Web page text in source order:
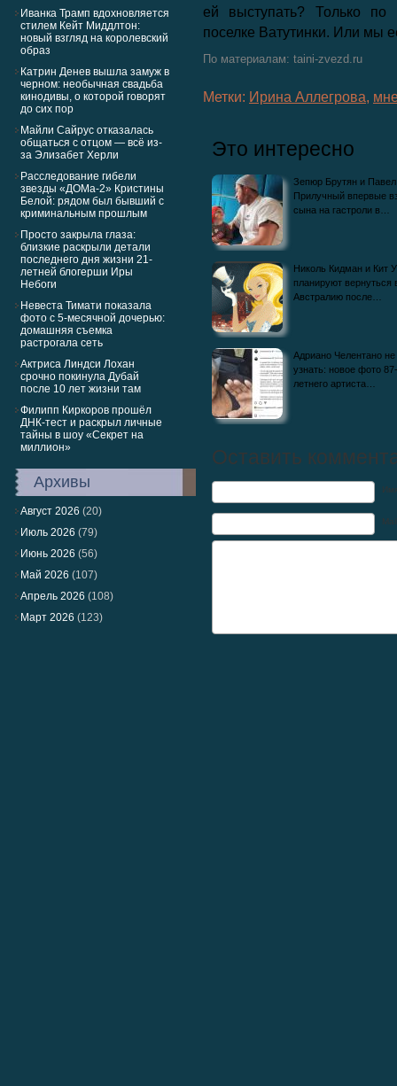
Иванка Трамп вдохновляется
стилем Кейт Миддлтон:
новый взгляд на королевский
образ
Катрин Денев вышла замуж в
черном: необычная свадьба
кинодивы, о которой говорят
до сих пор
Майли Сайрус отказалась
общаться с отцом — всё из-
за Элизабет Херли
Расследование гибели
звезды «ДОМа-2» Кристины
Белой: рядом был бывший с
криминальным прошлым
Просто закрыла глаза:
близкие раскрыли детали
последнего дня жизни 21-
летней блогерши Иры
Небоги
Невеста Тимати показала
фото с 5-месячной дочерью:
домашняя съемка
растрогала сеть
Актриса Линдси Лохан
срочно покинула Дубай
после 10 лет жизни там
Филипп Киркоров прошёл
ДНК-тест и раскрыл личные
тайны в шоу «Секрет на
миллион»
Архивы
Август 2026 (20)
Июль 2026 (79)
Июнь 2026 (56)
Май 2026 (107)
Апрель 2026 (108)
Март 2026 (123)
ей выступать? Только
поселке Ватутинки. Или мы
По материалам: taini-zvezd.ru
Метки: Ирина Аллегрова,
Это интересно
Зепюр Брутян и Павел
Прилучный впервые
сына на гастроли в…
Николь Кидман и Кит
планируют вернуться
Австралию после…
Адриано Челентано не
узнать: новое фото 87-
летнего артиста…
Оставить